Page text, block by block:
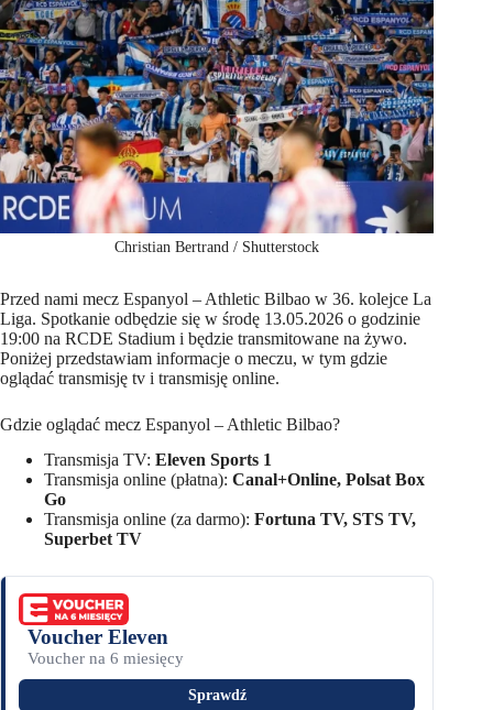
Christian Bertrand / Shutterstock
Przed nami mecz Espanyol – Athletic Bilbao w 36. kolejce La
Liga. Spotkanie odbędzie się w środę 13.05.2026 o godzinie
19:00 na RCDE Stadium i będzie transmitowane na żywo.
Poniżej przedstawiam informacje o meczu, w tym gdzie
oglądać transmisję tv i transmisję online.
Gdzie oglądać mecz Espanyol – Athletic Bilbao?
Transmisja TV: Eleven Sports 1
Transmisja online (płatna): Canal+Online, Polsat Box
Go
Transmisja online (za darmo): Fortuna TV, STS TV,
Superbet TV
Voucher Eleven
Voucher na 6 miesięcy
Sprawdź